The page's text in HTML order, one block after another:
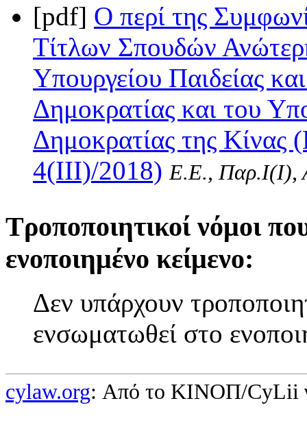
[pdf] Ο περί της
Τίτλων Σπουδών
Υπουργείου Παιδείας
Δημοκρατίας και του
Δημοκρατίας της
4(III)/2018) Ε.Ε., Παρ.Ι(I),
Τροποποιητικοί νόμοι
ενοποιημένο κείμενο:
Δεν υπάρχουν
ενσωματωθεί στο
cylaw.org: Από το ΚΙΝOΠ/CyLii